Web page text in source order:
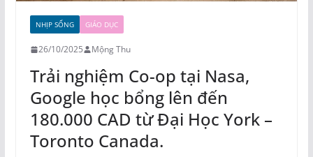
NHỊP SỐNG GIÁO DỤC
26/10/2025 Mộng Thu
Trải nghiệm Co-op tại Nasa,
Google học bổng lên đến
180.000 CAD từ Đại Học York –
Toronto Canada.